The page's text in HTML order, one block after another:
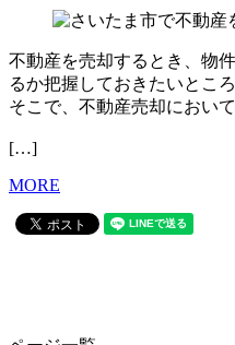
不動産を売却するとき、物
るか把握しておきたいとこ
そこで、不動産売却におい
[…]
MORE